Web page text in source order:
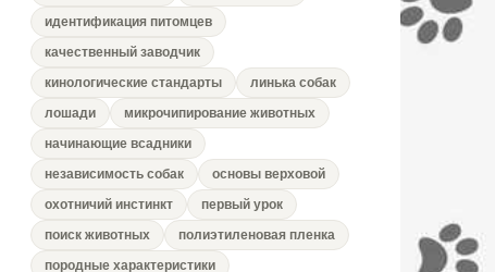
идентификация питомцев
качественный заводчик
кинологические стандарты
линька собак
лошади
микрочипирование животных
начинающие всадники
независимость собак
основы верховой
охотничий инстинкт
первый урок
поиск животных
полиэтиленовая пленка
породные характеристики